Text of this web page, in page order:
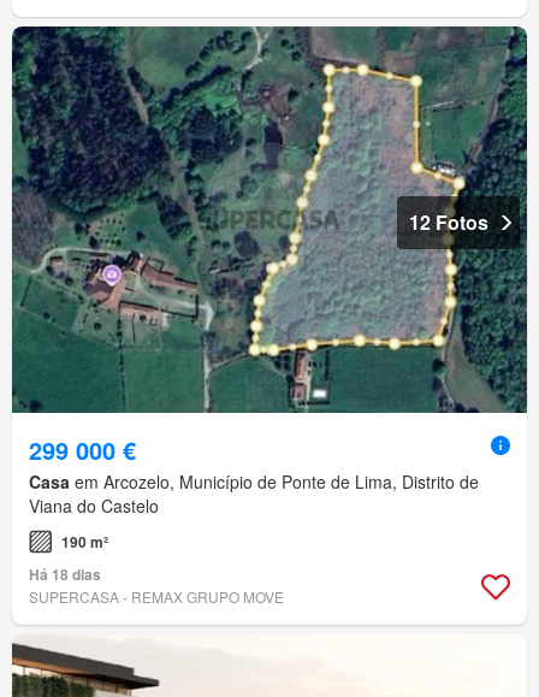
12 Fotos
299 000 €
Casa em Arcozelo, Município de Ponte de Lima, Distrito de
Viana do Castelo
190 m²
Há 18 dias
SUPERCASA - REMAX GRUPO MOVE